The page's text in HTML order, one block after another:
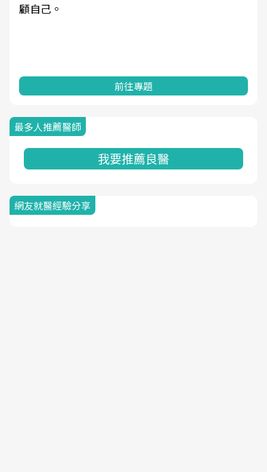
顧自己。
前往專題
最多人推薦醫師
我要推薦良醫
網友就醫經驗分享